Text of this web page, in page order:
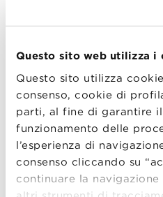
Questo sito web utilizza i
Questo sito utilizza
consenso, cookie di
parti, al fine di garantire
funzionamento delle
l’esperienza di
consenso cliccando su
continuare la
programma Hybrid
Associato di Economia
Rosa Grimaldi,
Master in Technology
Management,
Entrepreneurship and
Management presso
Ore 10:30 – 12:00